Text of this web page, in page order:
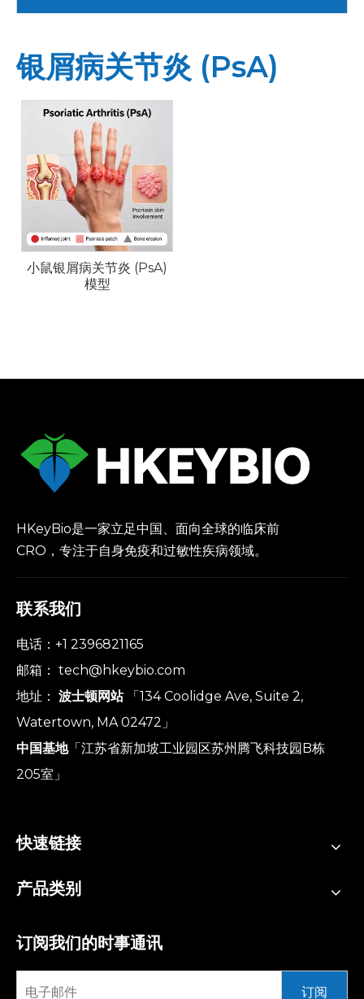
银屑病关节炎 (PsA)
小鼠银屑病关节炎 (PsA)
模型
HKeyBio是一家立足中国、面向全球的临床前
CRO，专注于自身免疫和过敏性疾病领域。
联系我们
电话：+1 2396821165
邮箱： tech@hkeybio.com
地址： 波士顿网站「134 Coolidge Ave, Suite 2,
Watertown, MA 02472」
中国基地「江苏省新加坡工业园区苏州腾飞科技园B栋
205室」
快速链接
产品类别
订阅我们的时事通讯
订阅